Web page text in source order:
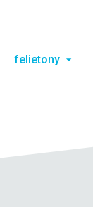
felietony